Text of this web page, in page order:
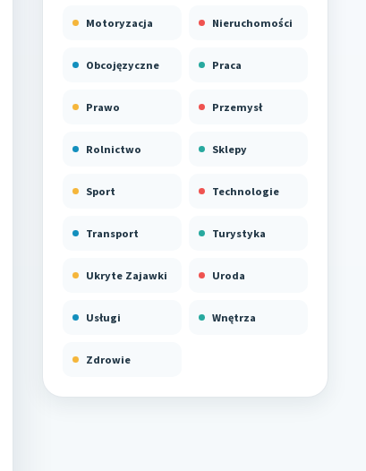
Motoryzacja Nieruchomości
Obcojęzyczne Praca
Prawo Przemysł
Rolnictwo Sklepy
Sport Technologie
Transport Turystyka
Ukryte Zajawki Uroda
Usługi Wnętrza
Zdrowie